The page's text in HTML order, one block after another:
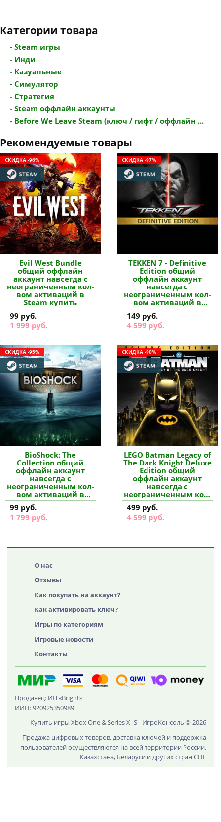
Категории товара
- Steam игры
- Инди
- Казуальные
- Симулятор
- Стратегия
- Steam оффлайн аккаунты
- Before We Leave Steam (ключ / гифт / оффлайн ...
Рекомендуемые товары
СКИДКА -96%
Evil West Bundle
общий оффлайн
аккаунт навсегда с
неограниченным кол-
вом активаций в
Steam купить
99 руб.
1 999 руб.
СКИДКА -97%
TEKKEN 7 - Definitive
Edition общий
оффлайн аккаунт
навсегда с
неограниченным кол-
вом активаций в
Steam купить
149 руб.
4 599 руб.
СКИДКА -95%
BioShock: The
Collection общий
оффлайн аккаунт
навсегда с
неограниченным кол-
вом активаций в
Steam купить
99 руб.
1 799 руб.
СКИДКА -90%
LEGO Batman Legacy of
The Dark Knight Deluxe
Edition общий
оффлайн аккаунт
навсегда с
неограниченным кол-
вом активаций в
Steam купить
499 руб.
4 599 руб.
О нас
Отзывы
Как покупать на аккаунт?
Как активировать ключ?
Игры по категориям
Игровые новости
Контакты
Продавец: ИП «Bright»
ИИН: 920925350989
Купить игры Xbox One & Series X|S - ИгроКонсоль © 2026
Продажа цифровых товаров, доставка ключей и поддержка
пользователей осуществляются на всей территории России,
Казахстана, Беларуси и других стран СНГ